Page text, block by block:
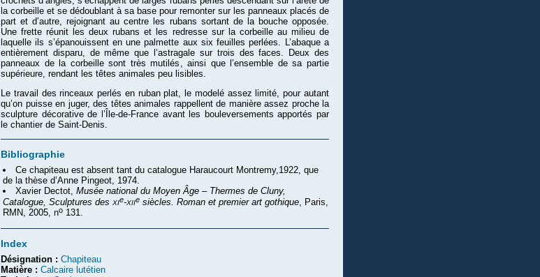
la corbeille et se dédoublant à sa base pour remonter sur les panneaux placés de
part et d’autre, rejoignant au centre les rubans sortant de la bouche opposée.
Une frette réunit les deux rubans et les redresse sur la corbeille au milieu de
laquelle ils s’épanouissent en une palmette aux six feuilles perlées. L’abaque a
entièrement disparu, de même que l’astragale sur trois des faces. Deux des
panneaux de la corbeille sont très mutilés, ainsi que l’ensemble de sa partie
supérieure, rendant les têtes animales peu lisibles.
Le travail des rinceaux perlés en ruban plat, le modelé assez limité, pour autant
qu’on puisse en juger, des têtes animales rappellent de manière assez proche la
sculpture décorative de l’Île-de-France avant les bouleversements apportés par
le chantier de Saint-Denis.
Bibliographie
Ce chapiteau est absent tant du catalogue Haraucourt Montremy,1922, que
de la thèse d’Anne Pingeot, 1974.
Xavier Dectot, Musée national du Moyen Âge – Thermes de Cluny,
Catalogue, Sculptures des xie-xiie siècles. Roman et premier art gothique , Paris,
RMN, 2005, no 131.
Index
Désignation : Chapiteau
Matière : Calcaire lutétien